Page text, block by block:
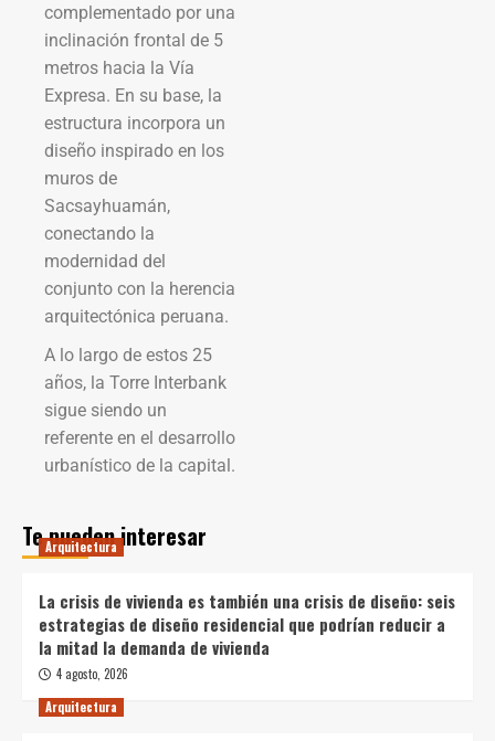
complementado por una
inclinación frontal de 5
metros hacia la Vía
Expresa. En su base, la
estructura incorpora un
diseño inspirado en los
muros de
Sacsayhuamán,
conectando la
modernidad del
conjunto con la herencia
arquitectónica peruana.
A lo largo de estos 25
años, la Torre Interbank
sigue siendo un
referente en el desarrollo
urbanístico de la capital.
Te pueden interesar
Arquitectura
La crisis de vivienda es también una crisis de diseño: seis
estrategias de diseño residencial que podrían reducir a
la mitad la demanda de vivienda
4 agosto, 2026
Arquitectura